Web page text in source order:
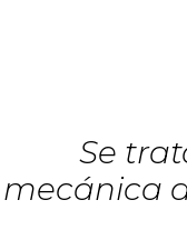
Se
mecánica